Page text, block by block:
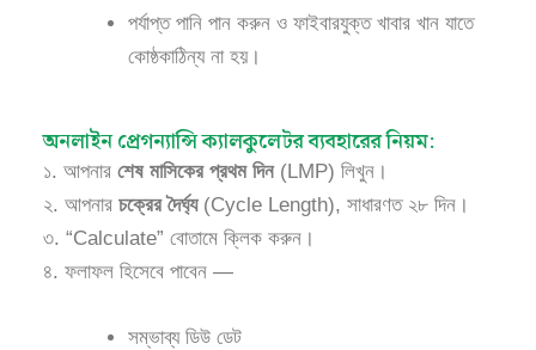
পর্যাপ্ত পানি পান করুন ও ফাইবারযুক্ত খাবার খান যাতে
কোষ্ঠকাঠিন্য না হয়।
অনলাইন প্রেগন্যান্সি ক্যালকুলেটর ব্যবহারের নিয়ম:
১️. আপনারশেষ মাসিকের প্রথম দিন(LMP) লিখুন।
২️. আপনারচক্রের দৈর্ঘ্য(Cycle Length), সাধারণত ২৮ দিন।
৩️. “Calculate” বোতামে ক্লিক করুন।
৪️. ফলাফল হিসেবে পাবেন —
সম্ভাব্য ডিউ ডেট